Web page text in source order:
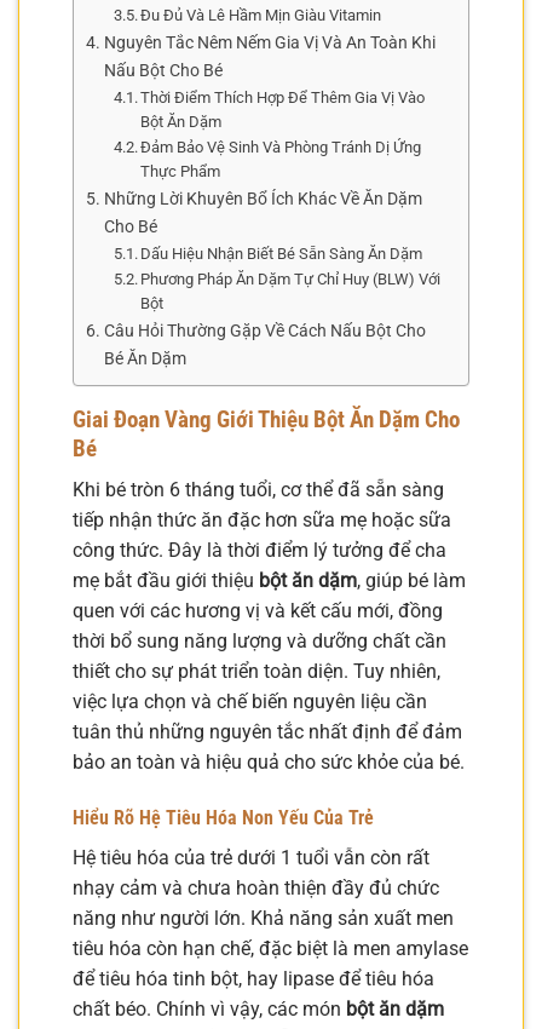
Đu Đủ Và Lê Hầm Mịn Giàu Vitamin
Nguyên Tắc Nêm Nếm Gia Vị Và An Toàn Khi
Nấu Bột Cho Bé
Thời Điểm Thích Hợp Để Thêm Gia Vị Vào
Bột Ăn Dặm
Đảm Bảo Vệ Sinh Và Phòng Tránh Dị Ứng
Thực Phẩm
Những Lời Khuyên Bổ Ích Khác Về Ăn Dặm
Cho Bé
Dấu Hiệu Nhận Biết Bé Sẵn Sàng Ăn Dặm
Phương Pháp Ăn Dặm Tự Chỉ Huy (BLW) Với
Bột
Câu Hỏi Thường Gặp Về Cách Nấu Bột Cho
Bé Ăn Dặm
Giai Đoạn Vàng Giới Thiệu Bột Ăn Dặm Cho
Bé
Khi bé tròn 6 tháng tuổi, cơ thể đã sẵn sàng
tiếp nhận thức ăn đặc hơn sữa mẹ hoặc sữa
công thức. Đây là thời điểm lý tưởng để cha
mẹ bắt đầu giới thiệu bột ăn dặm, giúp bé làm
quen với các hương vị và kết cấu mới, đồng
thời bổ sung năng lượng và dưỡng chất cần
thiết cho sự phát triển toàn diện. Tuy nhiên,
việc lựa chọn và chế biến nguyên liệu cần
tuân thủ những nguyên tắc nhất định để đảm
bảo an toàn và hiệu quả cho sức khỏe của bé.
Hiểu Rõ Hệ Tiêu Hóa Non Yếu Của Trẻ
Hệ tiêu hóa của trẻ dưới 1 tuổi vẫn còn rất
nhạy cảm và chưa hoàn thiện đầy đủ chức
năng như người lớn. Khả năng sản xuất men
tiêu hóa còn hạn chế, đặc biệt là men amylase
để tiêu hóa tinh bột, hay lipase để tiêu hóa
chất béo. Chính vì vậy, các món bột ăn dặm